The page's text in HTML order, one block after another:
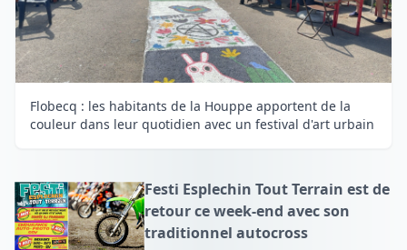
Flobecq : les habitants de la Houppe apportent de la
couleur dans leur quotidien avec un festival d'art urbain
Festi Esplechin Tout Terrain est de
retour ce week-end avec son
traditionnel autocross